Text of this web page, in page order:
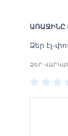
ԱՌԱՋԻՆԸ
Ձեր էլ-
ՁԵՐ
1
2
3